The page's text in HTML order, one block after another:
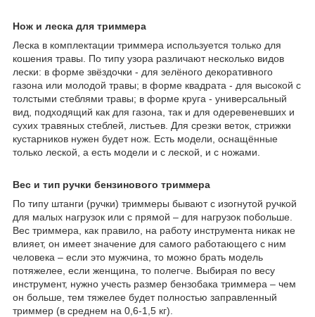
Нож и леска для триммера
Леска в комплектации триммера используется только для
кошения травы. По типу узора различают несколько видов
лески: в форме звёздочки - для зелёного декоративного
газона или молодой травы; в форме квадрата - для высокой с
толстыми стеблями травы; в форме круга - универсальный
вид, подходящий как для газона, так и для одеревеневших и
сухих травяных стеблей, листьев. Для срезки веток, стрижки
кустарников нужен будет нож. Есть модели, оснащённые
только леской, а есть модели и с леской, и с ножами.
Вес и тип ручки бензинового триммера
По типу штанги (ручки) триммеры бывают с изогнутой ручкой
для малых нагрузок или с прямой – для нагрузок побольше.
Вес триммера, как правило, на работу инструмента никак не
влияет, он имеет значение для самого работающего с ним
человека – если это мужчина, то можно брать модель
потяжелее, если женщина, то полегче. Выбирая по весу
инструмент, нужно учесть размер бензобака триммера – чем
он больше, тем тяжелее будет полностью заправленный
триммер (в среднем на 0,6-1,5 кг).